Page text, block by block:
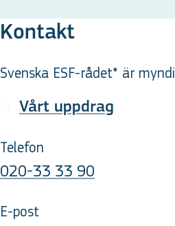
Kontakt
Svenska ESF-rådet* är
Vårt uppdrag
Telefon
020-33 33 90
E-post